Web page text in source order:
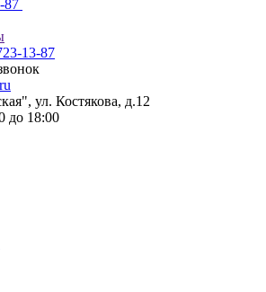
87
13-87
ул. Костякова, д.12
до 18:00